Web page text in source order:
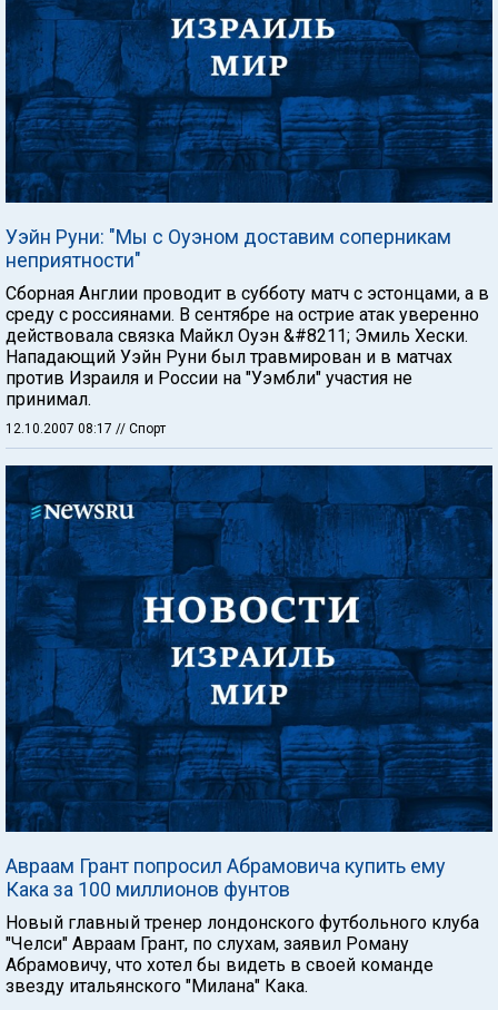
Уэйн Руни: "Мы с Оуэном доставим соперникам
неприятности"
Сборная Англии проводит в субботу матч с эстонцами, а в
среду с россиянами. В сентябре на острие атак уверенно
действовала связка Майкл Оуэн &#8211; Эмиль Хески.
Нападающий Уэйн Руни был травмирован и в матчах
против Израиля и России на "Уэмбли" участия не
принимал.
12.10.2007 08:17 // Спорт
Авраам Грант попросил Абрамовича купить ему
Кака за 100 миллионов фунтов
Новый главный тренер лондонского футбольного клуба
"Челси" Авраам Грант, по слухам, заявил Роману
Абрамовичу, что хотел бы видеть в своей команде
звезду итальянского "Милана" Кака.